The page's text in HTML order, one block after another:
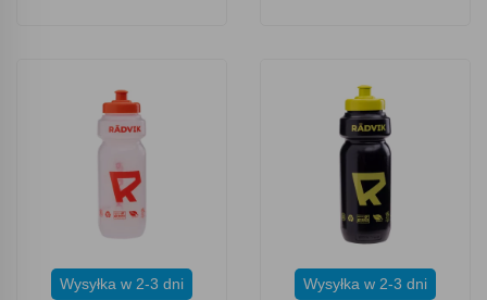
Wysyłka w 2-3 dni Wysyłka w 2-3 dni